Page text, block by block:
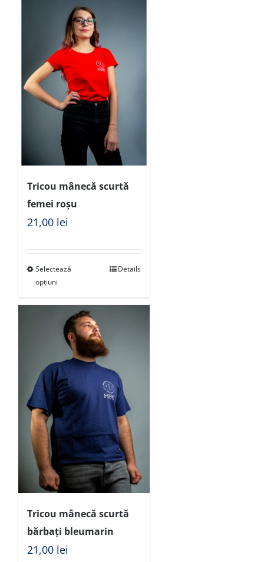
Tricou mânecă scurtă
femei roșu
21,00 lei
Selectează
opțiuni
Details
Tricou mânecă scurtă
bărbați bleumarin
21,00 lei